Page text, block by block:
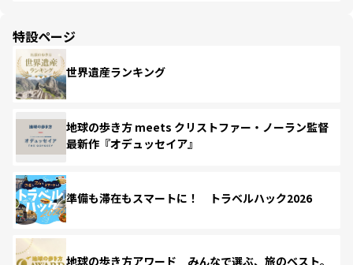
特設ページ
世界遺産ランキング
地球の歩き方 meets クリストファー・ノーラン監督
最新作『オデュッセイア』
準備も滞在もスマートに！ トラベルハック2026
地球の歩き方アワード みんなで選ぶ、旅のベスト。